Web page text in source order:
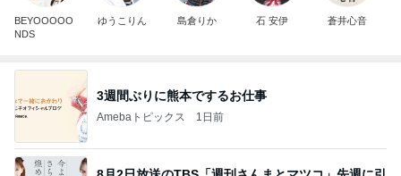
BEYOOOOO
NDS
ゆうこりん 島倉りか 石 安伊 蒼井心音
3週間ぶりに熊本でするお仕事
Amebaトピックス 1日前